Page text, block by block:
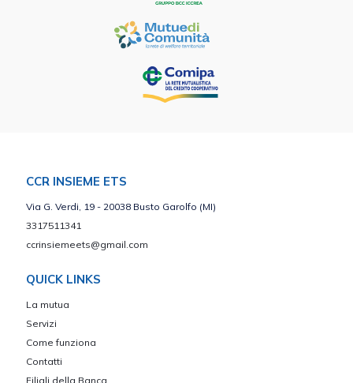
CCR INSIEME ETS
Via G. Verdi, 19 - 20038 Busto Garolfo (MI)
3317511341
ccrinsiemeets@gmail.com
QUICK LINKS
La mutua
Servizi
Come funziona
Contatti
Filiali della Banca